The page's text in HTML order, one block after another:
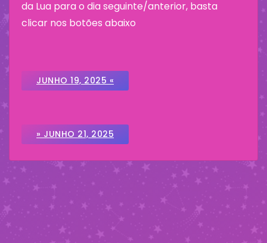
da Lua para o dia seguinte/anterior, basta
clicar nos botões abaixo
JUNHO 19, 2025 «
» JUNHO 21, 2025